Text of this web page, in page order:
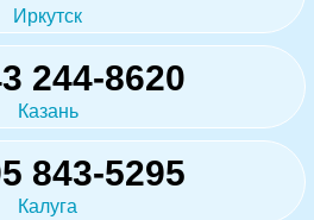
Иркутск
244-8620
Казань
843-5295
Калуга